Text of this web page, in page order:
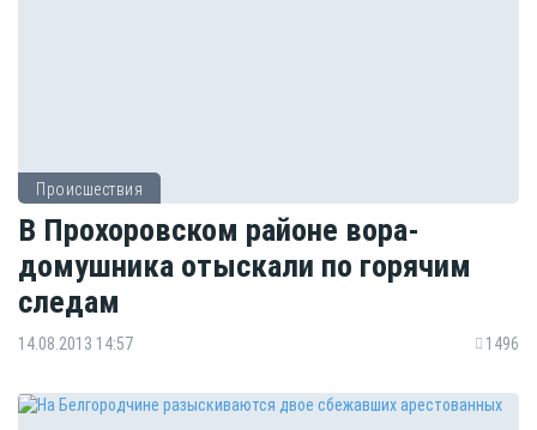
Происшествия
В Прохоровском районе вора-
домушника отыскали по горячим
следам
14.08.2013 14:57 1496